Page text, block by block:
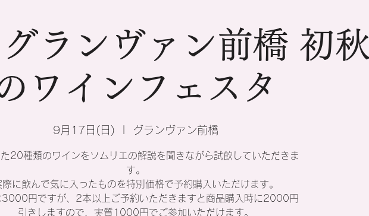
ランヴァン前橋 初秋
ワインフェスタ
9月17日(日) グランヴァン前橋
20種類のワインをソムリエの解説を聞きながら試飲していただきま
す。
際に飲んで気に入ったものを特別価格で予約購入いただけます。
3000円ですが、2本以上ご予約いただきますと商品購入時に2000円
引きしますので、実質1000円でご参加いただけます。